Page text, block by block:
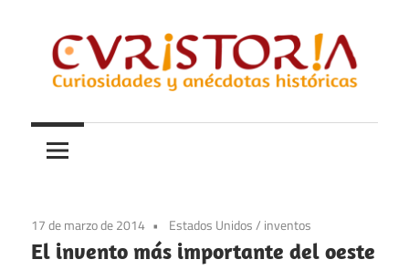
contenido
Curistoria
y
anécdotas
historia
17 de marzo de 2014 Estados Unidos/ inventos
El invento más importante del oeste